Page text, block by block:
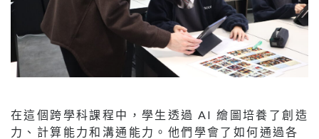
在這個跨學科課程中，學生透過 AI 繪圖培養了創造
力、計算能力和溝通能力。他們學會了如何通過各